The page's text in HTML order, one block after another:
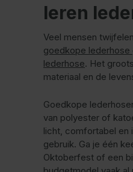
leren
Veel mensen
goedkope lederhose
lederhose. Het
materiaal en de
Goedkope
van polyester of
licht, comfortabel en
gebruik. Ga je één
Oktoberfest of een